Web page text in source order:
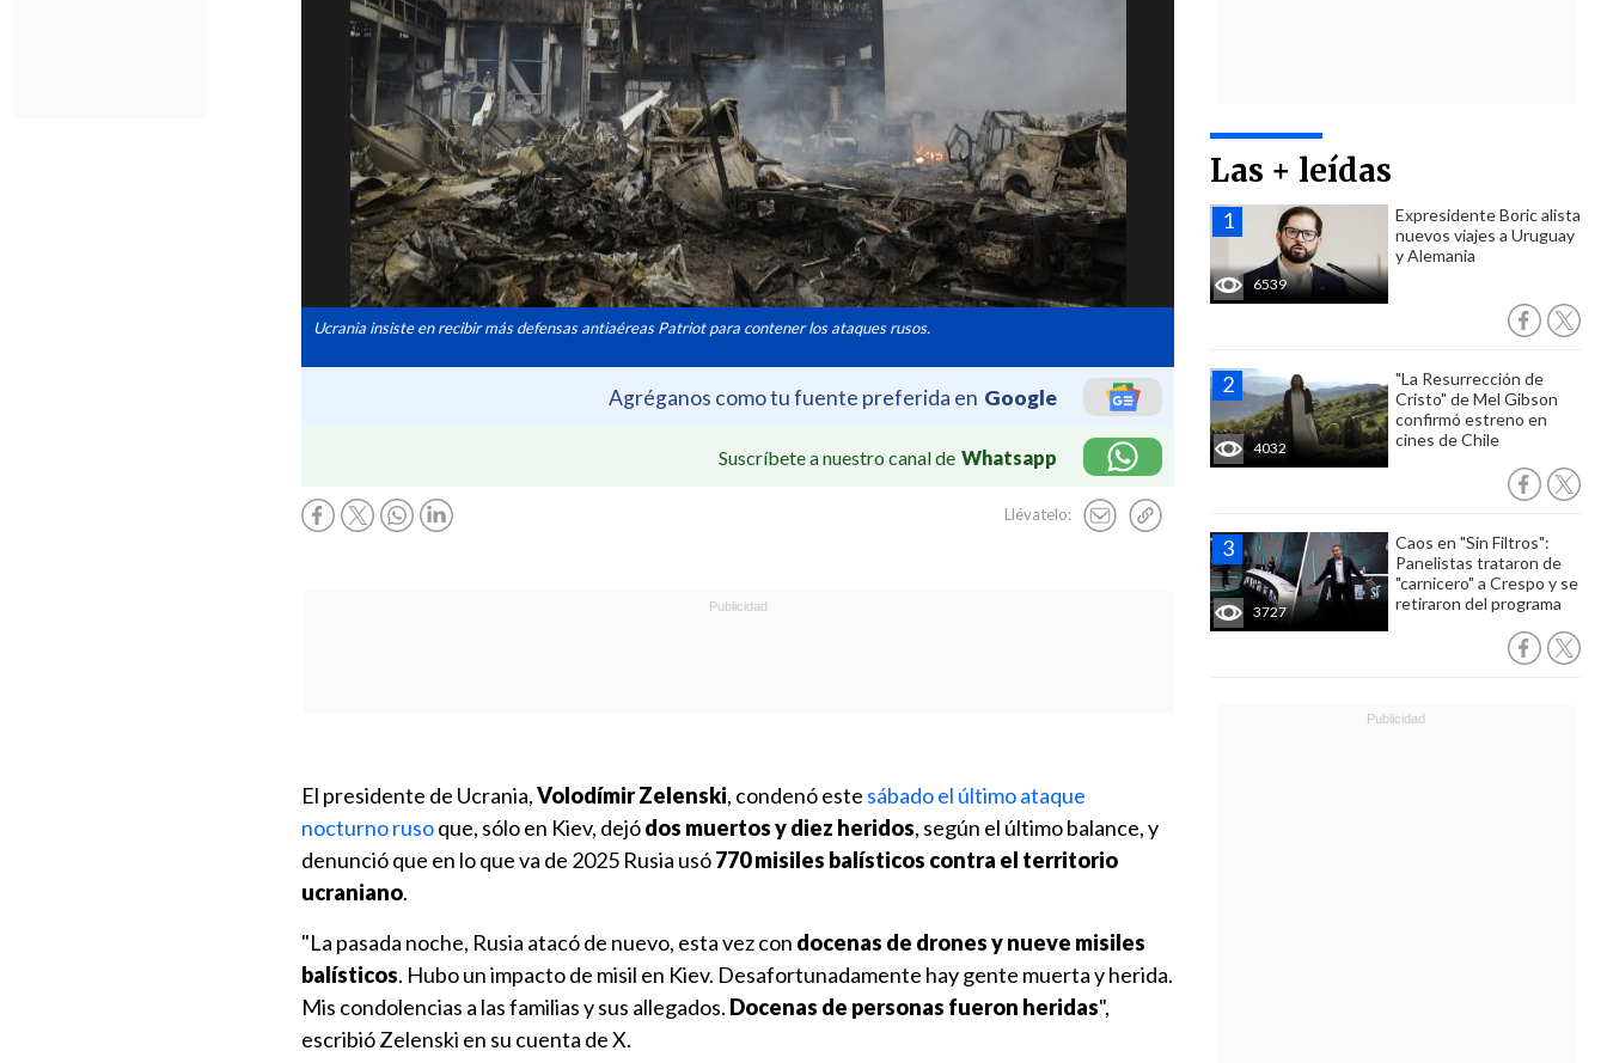
Ucrania insiste en recibir más defensas antiaéreas Patriot para contener los ataques rusos.
Agréganos como tu fuente preferida en Google
Suscríbete a nuestro canal de Whatsapp
Llévatelo:
Las + leídas
6539
Expresidente Boric alista
nuevos viajes a Uruguay
y Alemania
4032
"La Resurrección de
Cristo" de Mel Gibson
confirmó estreno en
cines de Chile
3727
Caos en "Sin Filtros":
Panelistas trataron de
"carnicero" a Crespo y se
retiraron del programa
El presidente de Ucrania,Volodímir Zelenski, condenó este sábado el último ataque
nocturno rusoque, sólo en Kiev, dejódos muertos y diez heridos, según el último balance, y
denunció que en lo que va de 2025 Rusia usó770 misiles balísticos contra el territorio
ucraniano.
"La pasada noche, Rusia atacó de nuevo, esta vez con docenas de drones y nueve misiles
balísticos. Hubo un impacto de misil en Kiev. Desafortunadamente hay gente muerta y herida.
Mis condolencias a las familias y sus allegados. Docenas de personas fueron heridas",
escribió Zelenski en su cuenta de X.